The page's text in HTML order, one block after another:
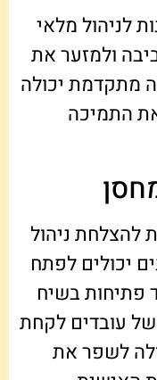
לניהול מלאי
ולמזער את
מתקדמת יכולה
התמיכה
להצלחת ניהול
יכולים לפתח
פתיחות בשיח
של עובדים לקחת
לשפר את